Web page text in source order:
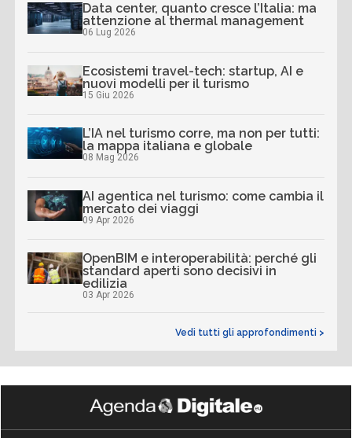
Data center, quanto cresce l’Italia: ma
attenzione al thermal management
06 Lug 2026
Ecosistemi travel-tech: startup, AI e
nuovi modelli per il turismo
15 Giu 2026
L’IA nel turismo corre, ma non per tutti:
la mappa italiana e globale
08 Mag 2026
AI agentica nel turismo: come cambia il
mercato dei viaggi
09 Apr 2026
OpenBIM e interoperabilità: perché gli
standard aperti sono decisivi in
edilizia
03 Apr 2026
Vedi tutti gli approfondimenti >